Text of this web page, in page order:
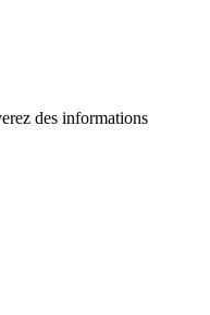
des informations